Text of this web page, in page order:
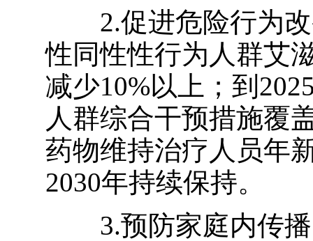
2.促进危险行为
性同性性行为人群艾
减少10%以上；到
人群综合干预措施覆
药物维持治疗人员年
2030年持续保持。
3.预防家庭内传